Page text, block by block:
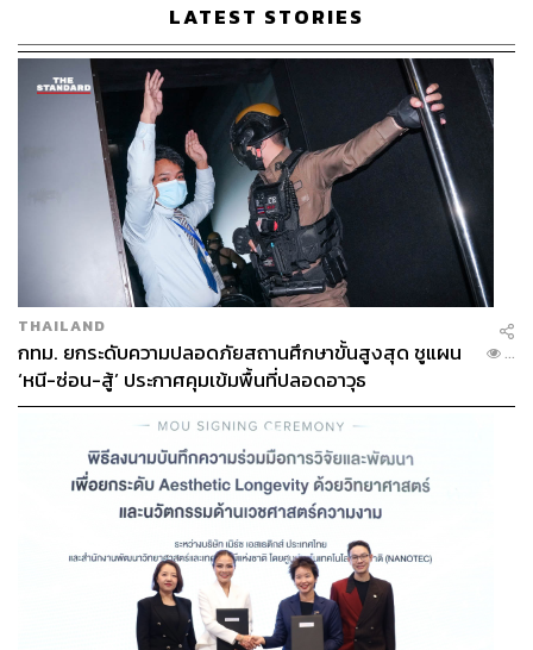
LATEST STORIES
THAILAND
กทม. ยกระดับความปลอดภัยสถานศึกษาขั้นสูงสุด ชูแผน
‘หนี-ซ่อน-สู้’ ประกาศคุมเข้มพื้นที่ปลอดอาวุธ
...